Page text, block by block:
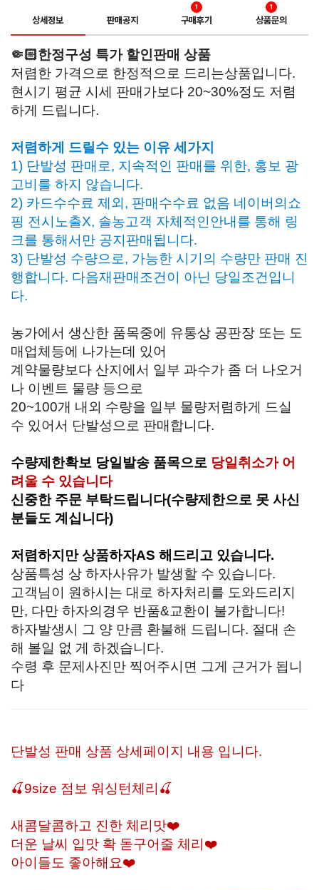
상세정보 판매공지 구매후기
1
상품문의
1
🤏🏻한정구성 특가 할인판매 상품
저렴한 가격으로 한정적으로 드리는상품입니다.
현시기 평균 시세 판매가보다 20~30%정도 저렴
하게 드립니다.
저렴하게 드릴수 있는 이유 세가지
1) 단발성 판매로, 지속적인 판매를 위한, 홍보 광
고비를 하지 않습니다.
2) 카드수수료 제외, 판매수수료 없음 네이버의쇼
핑 전시노출X, 솔농고객 자체적인안내를 통해 링
크를 통해서만 공지판매됩니다.
3) 단발성 수량으로, 가능한 시기의 수량만 판매 진
행합니다. 다음재판매조건이 아닌 당일조건입니
다.
농가에서 생산한 품목중에 유통상 공판장 또는 도
매업체등에 나가는데 있어
계약물량보다 산지에서 일부 과수가 좀 더 나오거
나 이벤트 물량 등으로
20~100개 내외 수량을 일부 물량저렴하게 드실
수 있어서 단발성으로 판매합니다.
수량제한확보 당일발송 품목으로 당일취소가 어
려울 수 있습니다
신중한 주문 부탁드립니다(수량제한으로 못 사신
분들도 계십니다)
저렴하지만 상품하자AS 해드리고 있습니다.
상품특성 상 하자사유가 발생할 수 있습니다.
고객님이 원하시는 대로 하자처리를 도와드리지
만, 다만 하자의경우 반품&교환이 불가합니다!
하자발생시 그 양 만큼 환불해 드립니다. 절대 손
해 볼일 없 게 하겠습니다.
수령 후 문제사진만 찍어주시면 그게 근거가 됩니
다
단발성 판매 상품 상세페이지 내용 입니다.
🍒9size 점보 워싱턴체리🍒
새콤달콤하고 진한 체리맛❤️
더운 날씨 입맛 확 돋구어줄 체리❤️
아이들도 좋아해요❤️